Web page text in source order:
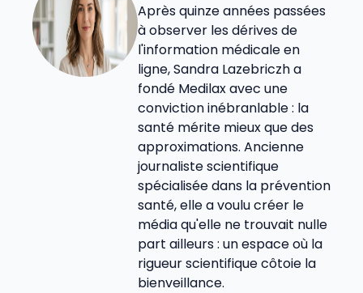
Après quinze années passées
à observer les dérives de
l'information médicale en
ligne, Sandra Lazebriczh a
fondé Medilax avec une
conviction inébranlable : la
santé mérite mieux que des
approximations. Ancienne
journaliste scientifique
spécialisée dans la prévention
santé, elle a voulu créer le
média qu'elle ne trouvait nulle
part ailleurs : un espace où la
rigueur scientifique côtoie la
bienveillance.